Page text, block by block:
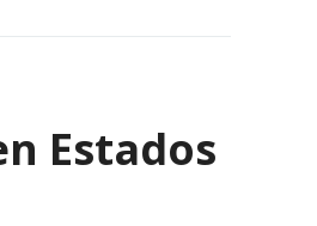
Estados